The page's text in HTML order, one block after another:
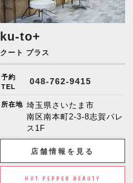
ku-to+
クート プラス
予約
TEL
048-762-9415
所在地 埼玉県さいたま市
南区南本町2-3-8志賀パレ
ス1F
店舗情報を見る
HOT PEPPER BEAUTY